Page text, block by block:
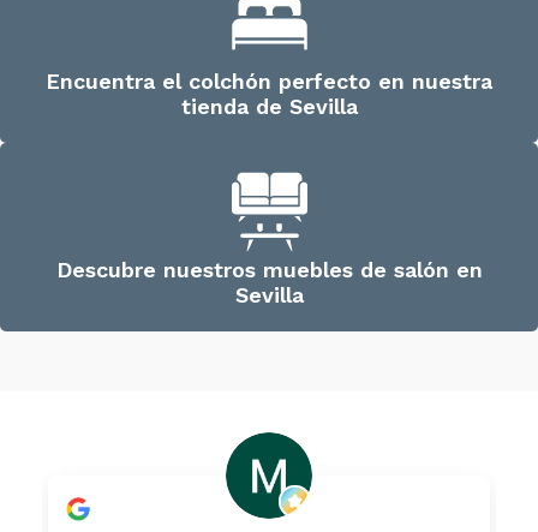
Encuentra el colchón perfecto en nuestra
tienda de Sevilla
Descubre nuestros muebles de salón en
Sevilla